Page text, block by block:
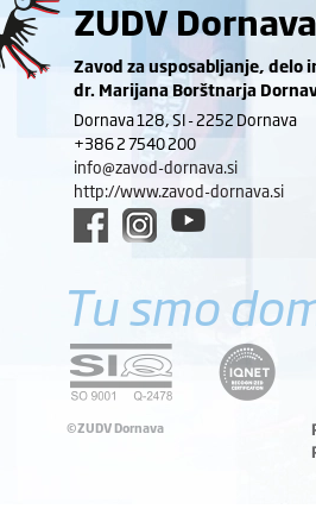
ZUDV Dornava
Zavod za usposabljanje, delo
dr. Marijana Borštnarja
Dornava 128, SI - 2252 Dornava
+386 2 7540 200
info@zavod-dornava.si
http://www.zavod-dornava.si
Tu smo
©ZUDV Dornava